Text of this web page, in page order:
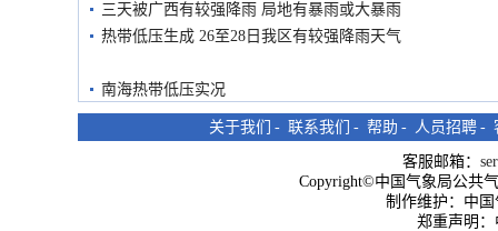
三天被广西有较强降雨 局地有暴雨或大暴雨
热带低压生成 26至28日我区有较强降雨天气
南海热带低压实况
关于我们 - 联系我们 - 帮助 - 人员招聘 -
客服邮箱：
Copyright©中国气象局公共
制作维护：中
郑重声明